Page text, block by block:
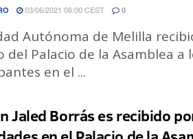
03/06/2021 06:00 CEST 0
Autónoma de Melilla
del Palacio de la Asamblea a
en el ...
Jaled Borrás es recibido